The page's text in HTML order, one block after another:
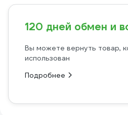
120 дней обмен и
Вы можете вернуть товар,
использован
Подробнее